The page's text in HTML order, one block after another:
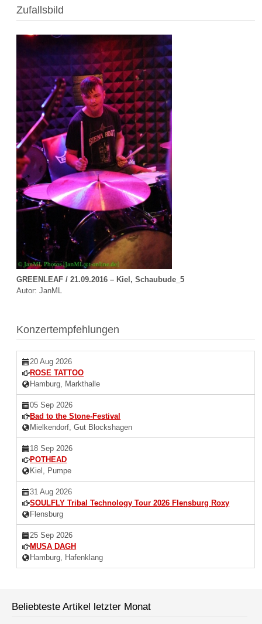
Zufallsbild
GREENLEAF / 21.09.2016 – Kiel, Schaubude_5
Autor: JanML
Konzertempfehlungen
20 Aug 2026
ROSE TATTOO
Hamburg, Markthalle
05 Sep 2026
Bad to the Stone-Festival
Mielkendorf, Gut Blockshagen
18 Sep 2026
POTHEAD
Kiel, Pumpe
31 Aug 2026
SOULFLY Tribal Technology Tour 2026 Flensburg Roxy
Flensburg
25 Sep 2026
MUSA DAGH
Hamburg, Hafenklang
Beliebteste Artikel letzter Monat